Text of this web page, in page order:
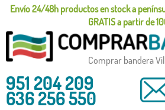
Envío 24/48h productos en stock a
GRATIS a partir de
Comprar bandera
951 204 209
636 256 550